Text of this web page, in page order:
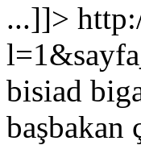
...]]>
bisiad
başbakan